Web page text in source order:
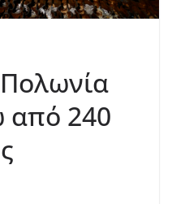
από 240